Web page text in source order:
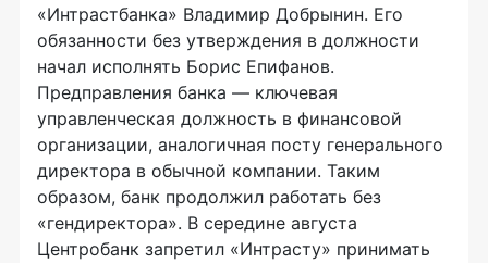
«Интрастбанка» Владимир Добрынин. Его
обязанности без утверждения в должности
начал исполнять Борис Епифанов.
Предправления банка — ключевая
управленческая должность в финансовой
организации, аналогичная посту генерального
директора в обычной компании. Таким
образом, банк продолжил работать без
«гендиректора». В середине августа
Центробанк запретил «Интрасту» принимать